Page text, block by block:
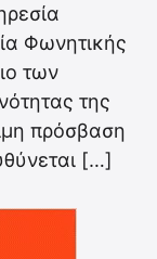
Φωνητικής
των
της
πρόσβαση
[…]